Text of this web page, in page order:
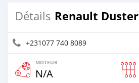
Détails Renault Duster
+231077 740 8089
MOTEUR
N/A